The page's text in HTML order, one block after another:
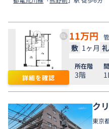
詳細を確認
11万円
敷 1ヶ月 礼
所在階
3階
ク
東京